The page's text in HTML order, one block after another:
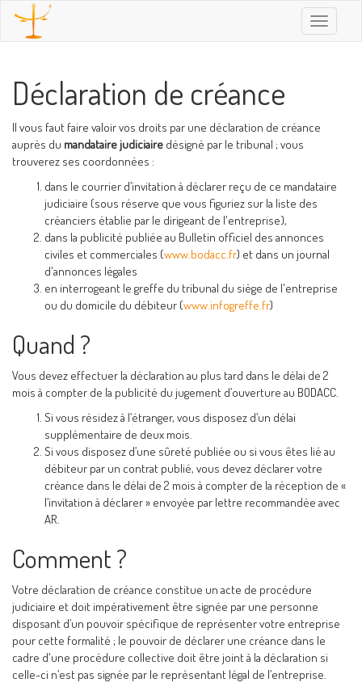
Toggle
Déclaration de créance
Il vous faut faire valoir vos droits par une déclaration de créance
auprès du mandataire judiciaire désigné par le tribunal ; vous
trouverez ses coordonnées :
dans le courrier d’invitation à déclarer reçu de ce mandataire
judiciaire (sous réserve que vous figuriez sur la liste des
créanciers établie par le dirigeant de l'entreprise),
dans la publicité publiée au Bulletin officiel des annonces
civiles et commerciales (www.bodacc.fr) et dans un journal
d'annonces légales
en interrogeant le greffe du tribunal du siège de l'entreprise
ou du domicile du débiteur (www.infogreffe.fr)
Quand ?
Vous devez effectuer la déclaration au plus tard dans le délai de 2
mois à compter de la publicité du jugement d’ouverture au BODACC.
Si vous résidez à l’étranger, vous disposez d’un délai
supplémentaire de deux mois.
Si vous disposez d’une sûreté publiée ou si vous êtes lié au
débiteur par un contrat publié, vous devez déclarer votre
créance dans le délai de 2 mois à compter de la réception de «
l’invitation à déclarer » envoyée par lettre recommandée avec
AR.
Comment ?
Votre déclaration de créance constitue un acte de procédure
judiciaire et doit impérativement être signée par une personne
disposant d’un pouvoir spécifique de représenter votre entreprise
pour cette formalité ; le pouvoir de déclarer une créance dans le
cadre d'une procédure collective doit être joint à la déclaration si
celle-ci n’est pas signée par le représentant légal de l’entreprise.